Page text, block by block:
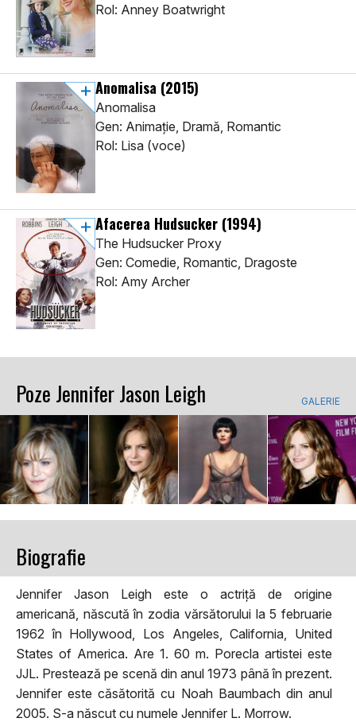
Rol: Anney Boatwright
Anomalisa (2015)
Anomalisa
Gen: Animaţie, Dramă, Romantic
Rol: Lisa (voce)
Afacerea Hudsucker (1994)
The Hudsucker Proxy
Gen: Comedie, Romantic, Dragoste
Rol: Amy Archer
Poze Jennifer Jason Leigh GALERIE
Biografie
Jennifer Jason Leigh este o actriță de origine
americană, născută în zodia vărsătorului la 5 februarie
1962 în Hollywood, Los Angeles, California, United
States of America. Are 1. 60 m. Porecla artistei este
JJL. Prestează pe scenă din anul 1973 până în prezent.
Jennifer este căsătorită cu Noah Baumbach din anul
2005. S-a născut cu numele Jennifer L. Morrow.